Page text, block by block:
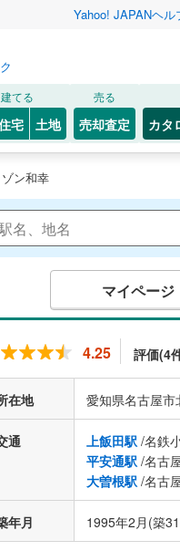
Yahoo! JAPANヘル
建てる
宅 土地
売る
売却査定 カタ
ン和幸
マイページ
4.25 評価(4
在地 愛知県名古屋市
通 上飯田駅 /名鉄
平安通駅 /名古
大曽根駅 /名古
年月 1995年2月(築